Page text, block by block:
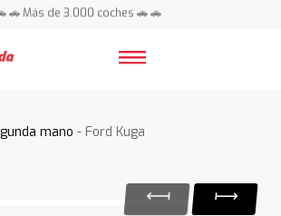
🚗 Más de 3.000 coches 🚗 🚗
mano - Ford Kuga